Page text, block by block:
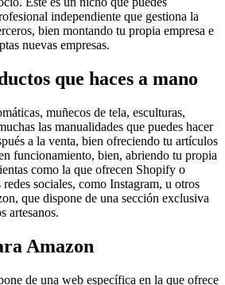
independiente que gestiona la
bien montando tu propia empresa e
nuevas empresas.
que haces a mano
muñecos de tela, esculturas,
las manualidades que puedes hacer
a la venta, bien ofreciendo tu artículos
funcionamiento, bien, abriendo tu propia
como la que ofrecen Shopify o
sociales, como Instagram, u otros
que dispone de una sección exclusiva
artesanos.
Amazon
de una web específica en la que ofrece